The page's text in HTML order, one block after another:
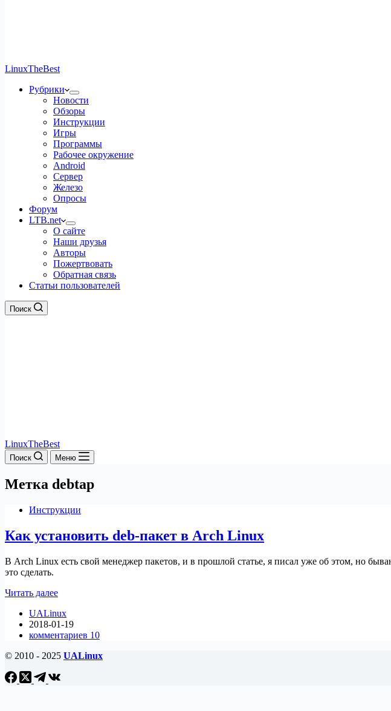
LinuxTheBest
Рубрики
Новости
Обзоры
Инструкции
Игры
Программы
Рабочее окружение
Android
Сервер
Железо
Опросы
Форум
LTB.net
О сайте
Наши друзья
Авторы
Пожертвовать
Обратная связь
Статьи пользователей
Поиск
LinuxTheBest
Поиск Меню
Метка debtap
Инструкции
Как установить deb-пакет в Arch Linux
В Arch Linux есть свой менеджер пакетов, и в прошлой статье, я писал уже об этом, но
это сделать.
Читать далееКак
deb-
пакет
в
Linux
UALinux
2018-01-19
комментариев 10
© 2010 - 2025 UALinux